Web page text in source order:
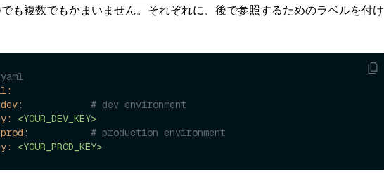
も複数でもかまいません。それぞれに、後で参照するためのラベルを付け
# dev environment
<YOUR_DEV_KEY>
# production environment
<YOUR_PROD_KEY>